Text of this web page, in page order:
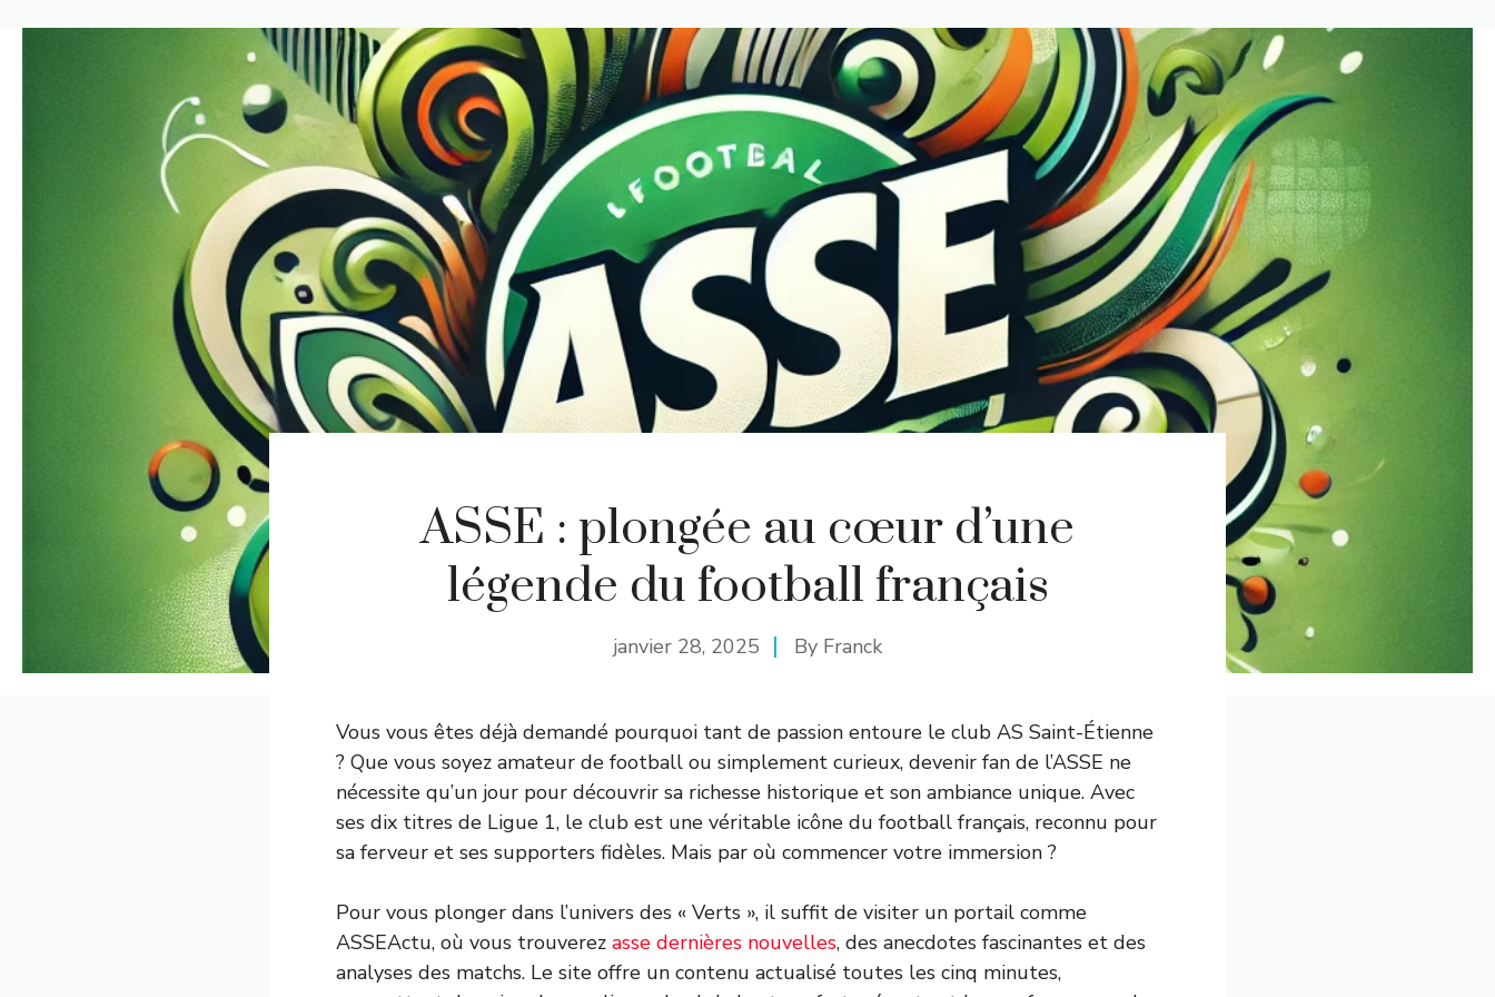
ASSE : plongée au cœur d’une
légende du football français
janvier 28, 2025 By Franck
Vous vous êtes déjà demandé pourquoi tant de passion entoure le club AS Saint-Étienne
? Que vous soyez amateur de football ou simplement curieux, devenir fan de l’ASSE ne
nécessite qu’un jour pour découvrir sa richesse historique et son ambiance unique. Avec
ses dix titres de Ligue 1, le club est une véritable icône du football français, reconnu pour
sa ferveur et ses supporters fidèles. Mais par où commencer votre immersion ?
Pour vous plonger dans l’univers des « Verts », il suffit de visiter un portail comme
ASSEActu, où vous trouverez asse dernières nouvelles, des anecdotes fascinantes et des
analyses des matchs. Le site offre un contenu actualisé toutes les cinq minutes,